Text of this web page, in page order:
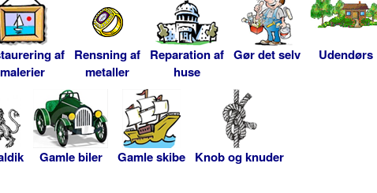
af
malerier
Rensning af
metaller
Reparation af
huse
Gør det selv Udendørs
Gamle biler Gamle skibe Knob og knuder